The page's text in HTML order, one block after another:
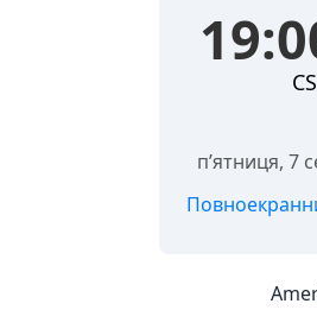
пʼятниця, 7